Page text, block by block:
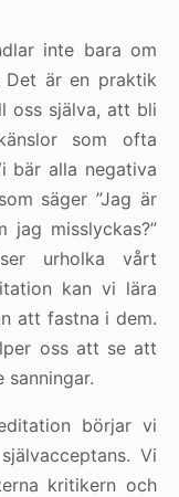
inte bara om
Det är en praktik
oss själva, att bli
som ofta
bär alla negativa
säger ”Jag är
jag misslyckas?”
urholka vårt
kan vi lära
att fastna i dem.
oss att se att
börjar vi
Vi
kritikern och